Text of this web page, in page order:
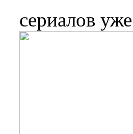
сериалов